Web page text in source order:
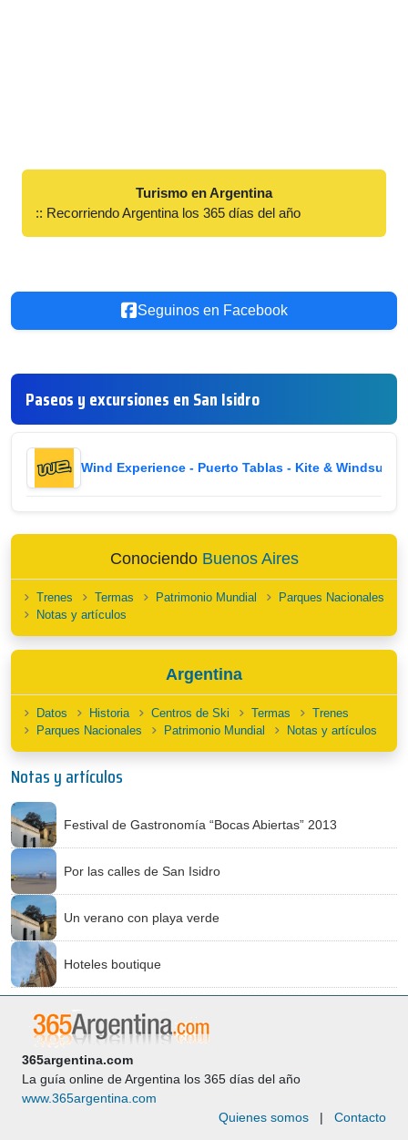
Turismo en Argentina
:: Recorriendo Argentina los 365 días del año
Seguinos en Facebook
Paseos y excursiones en San Isidro
Wind Experience - Puerto Tablas - Kite & Windsurf
Conociendo Buenos Aires
Trenes Termas Patrimonio Mundial
Parques Nacionales
Notas y artículos
Argentina
Datos Historia Centros de Ski Termas
Trenes
Parques Nacionales
Patrimonio Mundial Notas y artículos
Notas y artículos
Festival de Gastronomía “Bocas Abiertas” 2013
Por las calles de San Isidro
Un verano con playa verde
Hoteles boutique
365argentina.com
La guía online de Argentina los 365 días del año
www.365argentina.com
Quienes somos | Contacto